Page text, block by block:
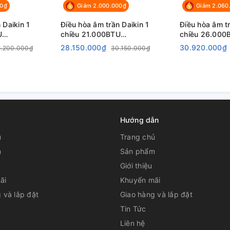
loại thông dụng, sử dụng môi chất
hiệu suất tiết kiệm năng lượng cao so với các
1
Giảm 2.000.000₫
Điều hòa âm trần Daikin 1
chiều 21.000BTU
FCNQ21MV1/RNQ21MV19
28.150.000₫ 30.150.000₫
Giảm
Điều hòa âm
chiều
30.920.000₫
và lắp đặt
Hướng dẫn
Trang chủ
Sản phẩm
Giới thiệu
Khuyến mãi
Giao hàng và lắp đặt
Tin Tức
Liên hệ